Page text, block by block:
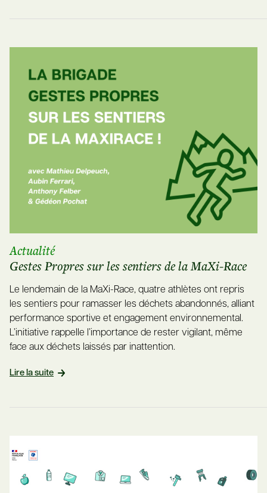
Actualité
Gestes Propres sur les sentiers de la MaXi-Race
Le lendemain de la MaXi-Race, quatre athlètes ont repris
les sentiers pour ramasser les déchets abandonnés, alliant
performance sportive et engagement environnemental.
L’initiative rappelle l’importance de rester vigilant, même
face aux déchets laissés par inattention.
Lire la suite